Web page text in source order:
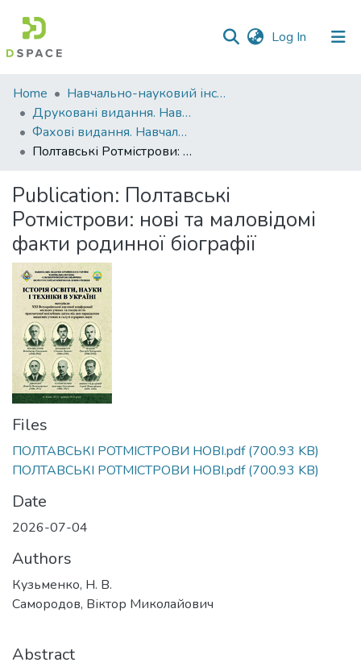
Log In (current)
Communities
&
Collections
Statistics
Home
Навчально-науковий інститут агротехнологій, селекції та екології
Друковані видання. Навчально-науковий інститут агротехнологій, селекції та екології
Фахові видання. Навчально-науковий інститут агротехнологій, селекції та екології
Полтавські Ротмістрови: нові та маловідомі факти родинної біографії
Publication: Полтавські
Ротмістрови: нові та маловідомі
факти родинної біографії
Files
ПОЛТАВСЬКІ РОТМІСТРОВИ НОВІ.pdf(700.93 KB)
ПОЛТАВСЬКІ РОТМІСТРОВИ НОВІ.pdf(700.93 KB)
Date
2026-07-04
Authors
Кузьменко, Н. В.
Самородов, Віктор Миколайович
Abstract